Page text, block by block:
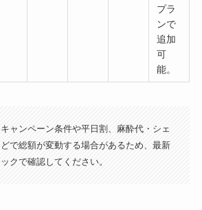
プラ
ンで
追加
可
能。
ャンペーン条件や平日割、麻酔代・シェ
で総額が変動する場合があるため、最新
クで確認してください。